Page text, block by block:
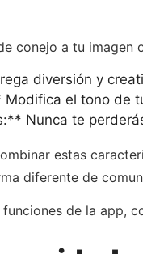
conejo a tu
diversión y
el tono de
Nunca te
estas
diferente de
de la app,